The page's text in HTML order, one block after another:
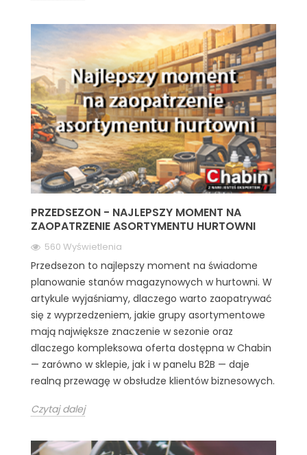
PRZEDSEZON - NAJLEPSZY MOMENT NA
ZAOPATRZENIE ASORTYMENTU HURTOWNI
560 Wyświetlenia
Przedsezon to najlepszy moment na świadome
planowanie stanów magazynowych w hurtowni. W
artykule wyjaśniamy, dlaczego warto zaopatrywać
się z wyprzedzeniem, jakie grupy asortymentowe
mają największe znaczenie w sezonie oraz
dlaczego kompleksowa oferta dostępna w Chabin
— zarówno w sklepie, jak i w panelu B2B — daje
realną przewagę w obsłudze klientów biznesowych.
Czytaj dalej